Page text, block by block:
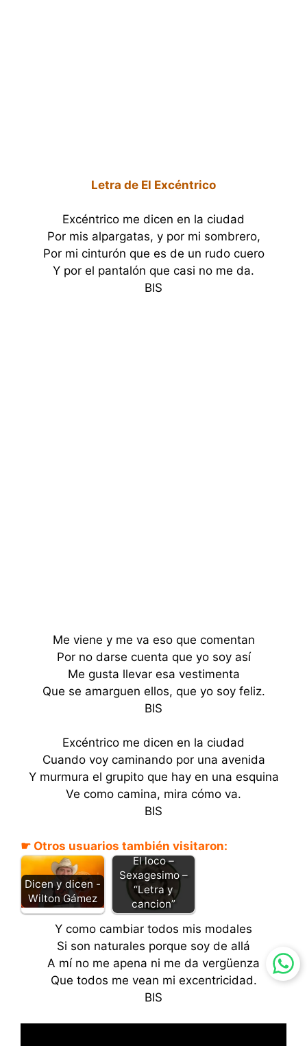
Letra de El Excéntrico
Excéntrico me dicen en la ciudad
Por mis alpargatas, y por mi sombrero,
Por mi cinturón que es de un rudo cuero
Y por el pantalón que casi no me da.
BIS
Me viene y me va eso que comentan
Por no darse cuenta que yo soy así
Me gusta llevar esa vestimenta
Que se amarguen ellos, que yo soy feliz.
BIS
Excéntrico me dicen en la ciudad
Cuando voy caminando por una avenida
Y murmura el grupito que hay en una esquina
Ve como camina, mira cómo va.
BIS
☛ Otros usuarios también visitaron:
Dicen y dicen -
Wilton Gámez
El loco –
Sexagesimo –
“Letra y
cancion”
Y como cambiar todos mis modales
Si son naturales porque soy de allá
A mí no me apena ni me da vergüenza
Que todos me vean mi excentricidad.
BIS